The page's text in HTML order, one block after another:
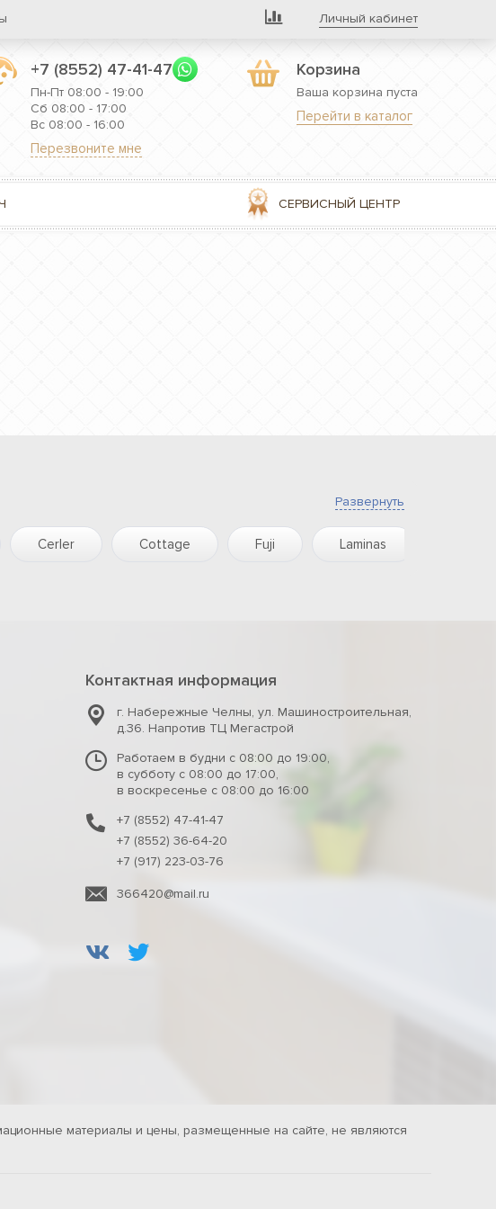
Личный кабинет
Корзина
Ваша корзина пуста
Перейти в каталог
+7 (8552) 47-41-47
Пн-Пт 08:00 - 19:00
Сб 08:00 - 17:00
Вс 08:00 - 16:00
Перезвоните мне
СЕРВИСНЫЙ ЦЕНТР
Cerler Cottage Fuji Laminas
Развернуть
Контактная информация
г. Набережные Челны, ул. Машиностроительная,
д.36. Напротив ТЦ Мегастрой
Работаем в будни с 08:00 до 19:00,
в субботу с 08:00 до 17:00,
в воскресенье с 08:00 до 16:00
+7 (8552) 47-41-47
+7 (8552) 36-64-20
+7 (917) 223-03-76
366420@mail.ru
материалы и цены, размещенные на сайте, не являются